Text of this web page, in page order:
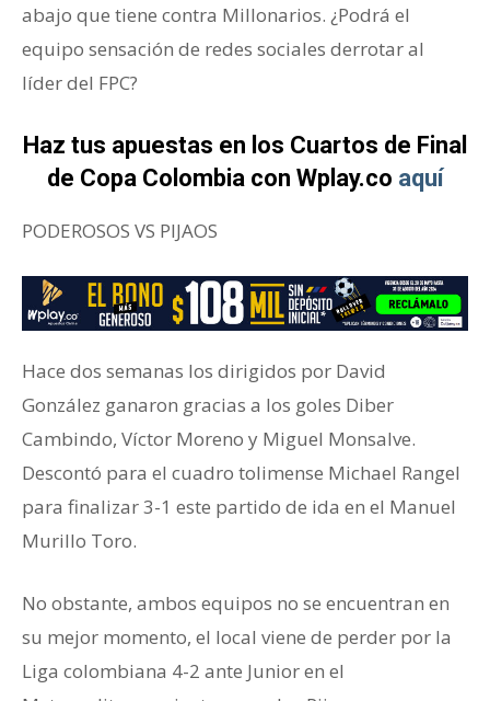
abajo que tiene contra Millonarios. ¿Podrá el
equipo sensación de redes sociales derrotar al
líder del FPC?
Haz tus apuestas en los Cuartos de Final
de Copa Colombia con Wplay.co aquí
PODEROSOS VS PIJAOS
Hace dos semanas los dirigidos por David
González ganaron gracias a los goles Diber
Cambindo, Víctor Moreno y Miguel Monsalve.
Descontó para el cuadro tolimense Michael Rangel
para finalizar 3-1 este partido de ida en el Manuel
Murillo Toro.
No obstante, ambos equipos no se encuentran en
su mejor momento, el local viene de perder por la
Liga colombiana 4-2 ante Junior en el